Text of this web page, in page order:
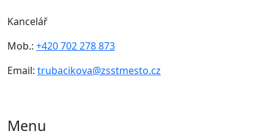
Kancelář
Mob.: +420 702 278 873
Email: trubacikova@zsstmesto.cz
Menu